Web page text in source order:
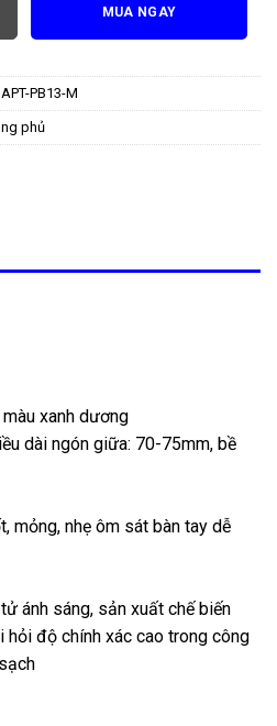
MUA NGAY
PB13-M
phủ
xanh dương
dài ngón giữa: 70-75mm, bề
mỏng, nhẹ ôm sát bàn tay dễ
ánh sáng, sản xuất chế biến
hỏi độ chính xác cao trong công